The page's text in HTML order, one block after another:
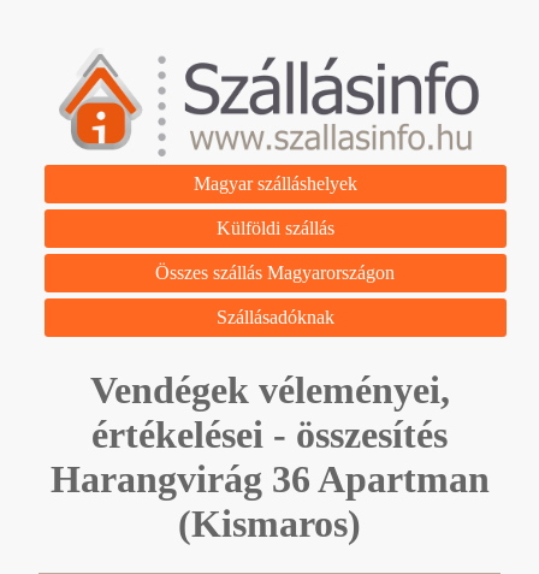
Magyar szálláshelyek
Külföldi szállás
Összes szállás Magyarországon
Szállásadóknak
Vendégek véleményei,
értékelései - összesítés
Harangvirág 36 Apartman
(Kismaros)